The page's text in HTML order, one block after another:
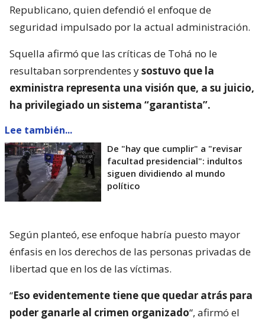
Republicano, quien defendió el enfoque de
seguridad impulsado por la actual administración.
Squella afirmó que las críticas de Tohá no le
resultaban sorprendentes ysostuvo que la
exministra representa una visión que, a su juicio,
ha privilegiado un sistema “garantista”.
Lee también...
De "hay que cumplir" a "revisar
facultad presidencial": indultos
siguen dividiendo al mundo
político
Según planteó, ese enfoque habría puesto mayor
énfasis en los derechos de las personas privadas de
libertad que en los de las víctimas.
“Eso evidentemente tiene que quedar atrás para
poder ganarle al crimen organizado“, afirmó el